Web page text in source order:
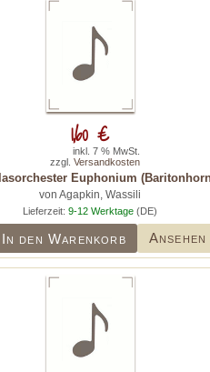
Euphonium
von Agapkin, Wassili
Lieferzeit: 9-12 Werktage (DE)
In den Warenkorb Ansehen
1,60 €
inkl. 7 % MwSt.
zzgl. Versandkosten